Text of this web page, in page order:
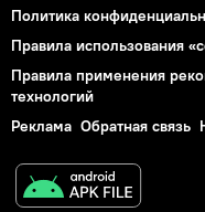
Политика
Правила использования
Правила применения
технологий
Реклама Обратная связь